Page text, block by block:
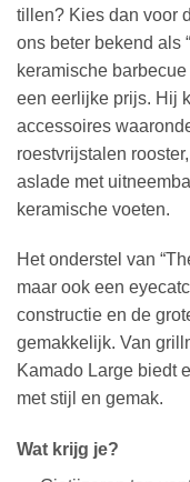
tillen? Kies dan voor
ons beter bekend als
keramische
een eerlijke prijs. Hij
accessoires
roestvrijstalen
aslade met
keramische voeten.
Het onderstel van
maar ook een
constructie en de
gemakkelijk. Van
Kamado Large biedt
met stijl en gemak.
Wat krijg je?